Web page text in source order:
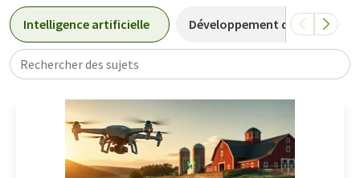
Intelligence artificielle Développement de
Rechercher des sujets